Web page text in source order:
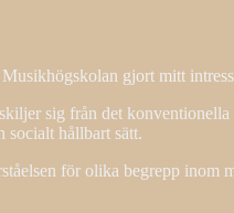
gjort mitt
sig från det
socialt hållbart sätt.
för olika begrepp inom